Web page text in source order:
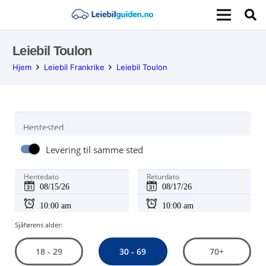
Leiebil Toulon
Hjem Leiebil Frankrike Leiebil Toulon
Hentested
Levering til samme sted
Hentedato Returdato
Sjåførens alder:
18 - 29 30 - 69 70+